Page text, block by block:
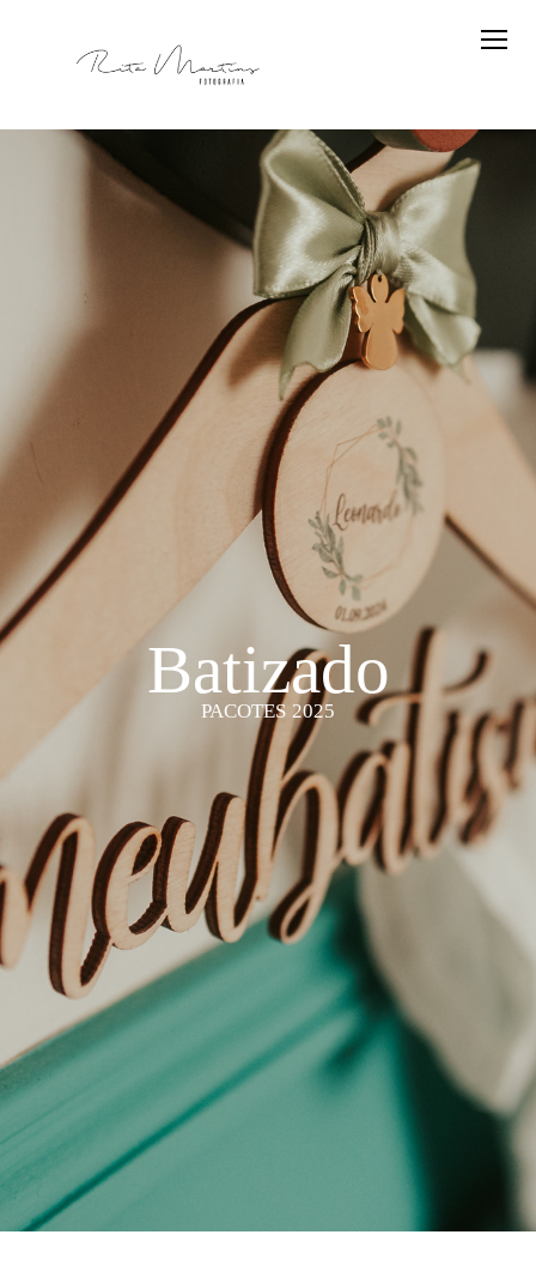
Batizado
PACOTES 2025